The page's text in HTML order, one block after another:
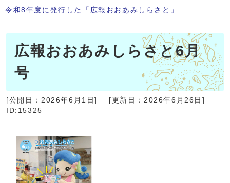
令和8年度に発行した「広報おおあみしらさと」
広報おおあみしらさと6月
号
[公開日： 2026年6月1日] [更新日： 2026年6月26日]
ID:15325